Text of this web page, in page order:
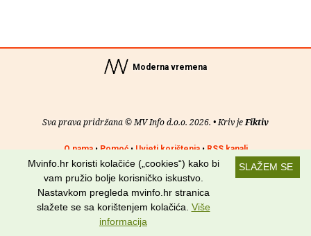
Moderna vremena
Sva prava pridržana © MV Info d.o.o. 2026. • Kriv jeFiktiv
O nama• Pomoć• Uvjeti korištenja• RSS kanali
Potraži nas na:
SLAŽEM SE
Mvinfo.hr koristi kolačiće („cookies“) kako bi
vam pružio bolje korisničko iskustvo.
Nastavkom pregleda mvinfo.hr stranica
slažete se sa korištenjem kolačića. Više
informacija